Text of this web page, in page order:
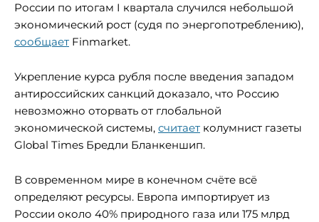
России по итогам I квартала случился небольшой
экономический рост (судя по энергопотреблению),
сообщает Finmarket.
Укрепление курса рубля после введения западом
антироссийских санкций доказало, что Россию
невозможно оторвать от глобальной
экономической системы, считает колумнист газеты
Global Times Бредли Бланкеншип.
В современном мире в конечном счёте всё
определяют ресурсы. Европа импортирует из
России около 40% природного газа или 175 млрд